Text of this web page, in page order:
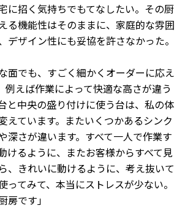
に招く気持ちでもてなしたい。その厨
る機能性はそのままに、家庭的な雰囲
デザイン性にも妥協を許さなかった。
面でも、すごく細かくオーダーに応え
例えば作業によって快適な高さが違う
と中央の盛り付けに使う台は、私の体
えています。またいくつかあるシンク
深さが違います。すべて一人で作業す
けるように、またお客様からすべて見
、きれいに動けるように、考え抜いて
ってみて、本当にストレスが少ない。
房です」